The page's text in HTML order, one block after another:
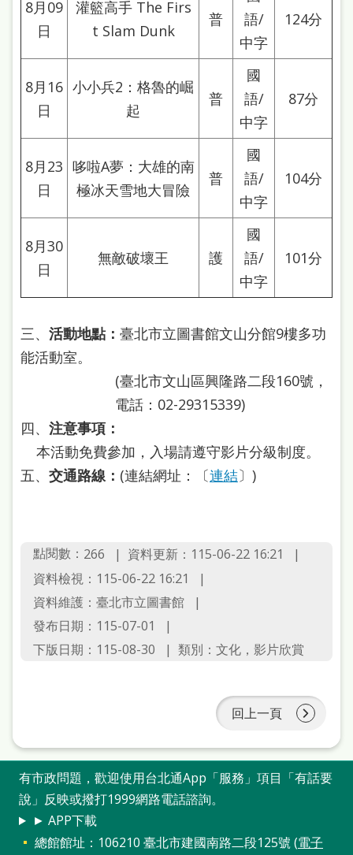
圖
閱
見
答
系
統
English
日
8月09
日
灌籃高手 The Firs
t Slam Dunk
普
語/
中字
124分
8月16
日
小小兵2：格魯的崛
起
普
國
語/
中字
87分
8月23
日
哆啦A夢：大雄的南
極冰天雪地大冒險
普
國
語/
中字
104分
8月30
日
無敵破壞王 護
國
語/
中字
101分
三、 活動地點： 臺北市立圖書館文山分館9樓多功
能活動室。
(臺北市文山區興隆路二段160號，
電話：02-29315339)
四、 注意事項：
本活動免費參加，入場請遵守影片分級制度。
五、 交通路線： (連結網址：〔連結〕)
點閱數： 266
資料更新：115-06-22 16:21
資料檢視：115-06-22 16:21
資料維護：臺北市立圖書館
發布日期：115-07-01
下版日期：115-08-30
類別：文化，影片欣賞
回上一頁
有市政問題，歡迎使用台北通App「服務」項目「有話要
說」反映或撥打1999網路電話諮詢。
► APP下載
總館館址：106210 臺北市建國南路二段125號 (電子